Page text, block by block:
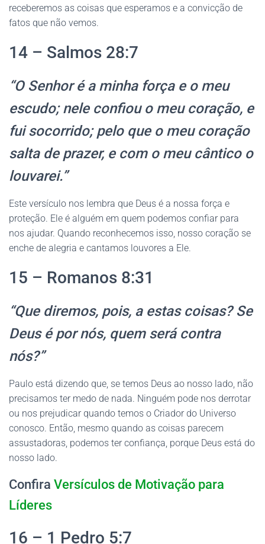
receberemos as coisas que esperamos e a convicção de
fatos que não vemos.
14 – Salmos 28:7
“O Senhor é a minha força e o meu
escudo; nele confiou o meu coração, e
fui socorrido; pelo que o meu coração
salta de prazer, e com o meu cântico o
louvarei.”
Este versículo nos lembra que Deus é a nossa força e
proteção. Ele é alguém em quem podemos confiar para
nos ajudar. Quando reconhecemos isso, nosso coração se
enche de alegria e cantamos louvores a Ele.
15 – Romanos 8:31
“Que diremos, pois, a estas coisas? Se
Deus é por nós, quem será contra
nós?”
Paulo está dizendo que, se temos Deus ao nosso lado, não
precisamos ter medo de nada. Ninguém pode nos derrotar
ou nos prejudicar quando temos o Criador do Universo
conosco. Então, mesmo quando as coisas parecem
assustadoras, podemos ter confiança, porque Deus está do
nosso lado.
Confira Versículos de Motivação para
Líderes
16 – 1 Pedro 5:7